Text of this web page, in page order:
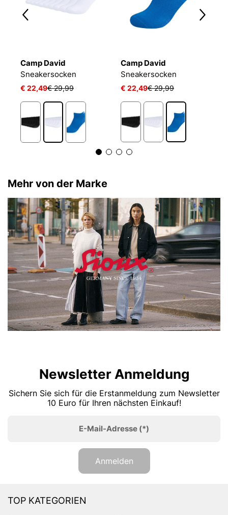
Camp David
Sneakersocken
€ 22,49€ 29,99
Camp David
Sneakersocken
€ 22,49€ 29,99
Mehr von der Marke
Newsletter Anmeldung
Sichern Sie sich für die Erstanmeldung zum Newsletter
10 Euro für Ihren nächsten Einkauf!
E-Mail-Adresse (*)
Anmelden
TOP KATEGORIEN